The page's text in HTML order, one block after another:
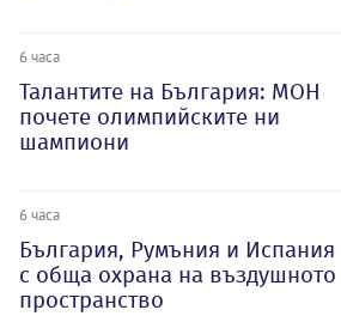
6 часа
Талантите на България: МОН
почете олимпийските ни
шампиони
6 часа
България, Румъния и Испания
с обща охрана на въздушното
пространство